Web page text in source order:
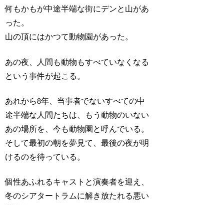
何もかもが中途半端な街にデンと山があ
った。
山の頂にはかつて動物園があった。
あの夜、人間も動物もすべていなくなる
という事件が起こる。
あれから8年、当事者でないすべての中
途半端な人間たちは、もう動物のいない
あの場所を、今も動物園と呼んでいる。
そして最初の朝を夢見て、最後の夜が明
けるのを待っている。
個性あふれるキャストと演奏者を迎え、
冬のシアタートラムに解き放たれる悪い